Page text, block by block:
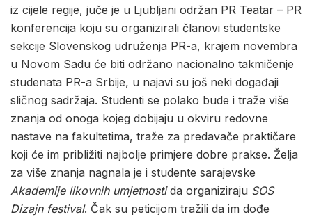
iz cijele regije, juče je u Ljubljani održan PR Teatar – PR
konferencija koju su organizirali članovi studentske
sekcije Slovenskog udruženja PR-a, krajem novembra
u Novom Sadu će biti održano nacionalno takmičenje
studenata PR-a Srbije, u najavi su još neki događaji
sličnog sadržaja. Studenti se polako bude i traže više
znanja od onoga kojeg dobijaju u okviru redovne
nastave na fakultetima, traže za predavače praktičare
koji će im približiti najbolje primjere dobre prakse. Želja
za više znanja nagnala je i studente sarajevske
Akademije likovnih umjetnostida organiziraju SOS
Dizajn festival. Čak su peticijom tražili da im dođe